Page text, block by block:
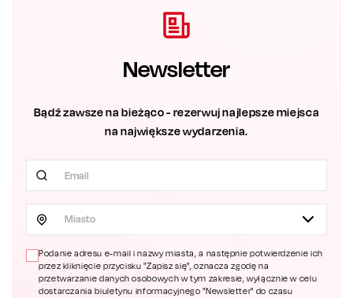
Newsletter
Bądź zawsze na bieżąco - rezerwuj najlepsze miejsca
na największe wydarzenia.
Miasto
Podanie adresu e-mail i nazwy miasta, a następnie potwierdzenie ich
przez kliknięcie przycisku "Zapisz się", oznacza zgodę na
przetwarzanie danych osobowych w tym zakresie, wyłącznie w celu
dostarczania biuletynu informacyjnego "Newsletter" do czasu